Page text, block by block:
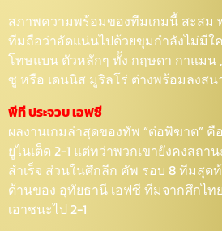
สภาพความพร้อมของทีมเกมนี้ สะสม
ทีมถือว่าอัดแน่นไปด้วยขุมกำลังไม่มีใ
โทษแบน ตัวหลักๆ ทั้ง กฤษดา กาแมน ,
ซู หรือ เดนนิส มูริลโร่ ต่างพร้อมลงส
พีที ประจวบ เอฟซี
ผลงานเกมล่าสุดของทัพ “ต่อพิฆาต” คื
ยูไนเต็ด 2-1 แต่ทว่าพวกเขายังคงสถ
สำเร็จ ส่วนในศึกลีก คัพ รอบ 8 ทีมสุด
ด้านของ อุทัยธานี เอฟซี ทีมจากศึกไท
เอาชนะไป 2-1